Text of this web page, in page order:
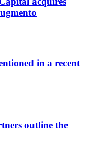
in a recent
outline the